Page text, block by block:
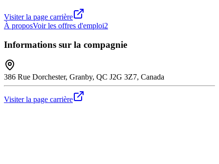
Visiter la page carrière
À proposVoir les offres d'emploi2
Informations sur la compagnie
386 Rue Dorchester, Granby, QC J2G 3Z7, Canada
Visiter la page carrière